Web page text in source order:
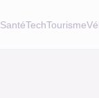
SantéTechTourisme